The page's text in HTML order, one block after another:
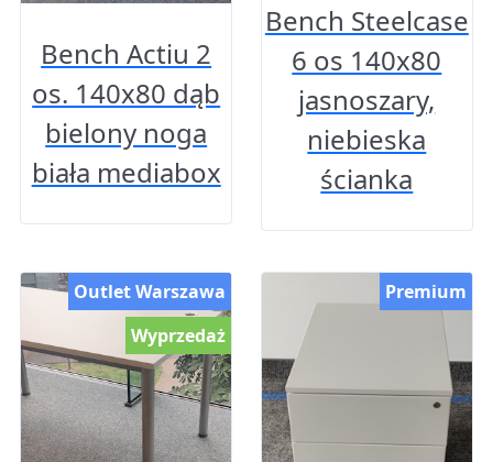
Bench Actiu 2
os. 140x80 dąb
bielony noga
biała mediabox
Bench Steelcase
6 os 140x80
jasnoszary,
niebieska
ścianka
Wyprzedaż
Outlet Warszawa Premium